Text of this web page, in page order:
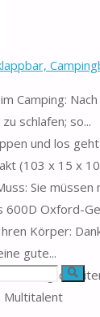
Suche
Camping:
schlafen; so...
und los
(103 x 15 x 10
Sie
600D Oxford-
Körper:
gute...
Multitalent